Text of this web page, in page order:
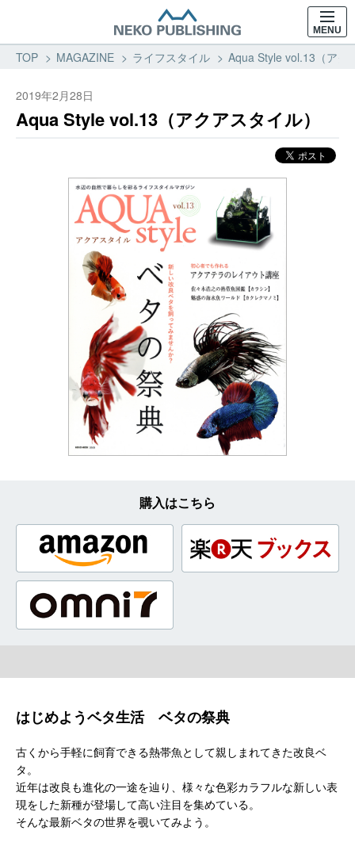
MENU
TOP MAGAZINE ライフスタイル Aqua Style vol.13（アク
2019年2月28日
Aqua Style vol.13（アクアスタイル）
購入はこちら
はじめようベタ生活 ベタの祭典
古くから手軽に飼育できる熱帯魚として親しまれてきた改良ベ
タ。
近年は改良も進化の一途を辿り、様々な色彩カラフルな新しい表
現をした新種が登場して高い注目を集めている。
そんな最新ベタの世界を覗いてみよう。